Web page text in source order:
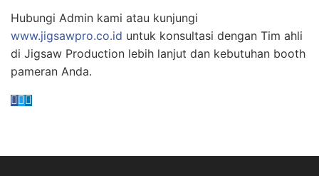
Hubungi Admin kami atau kunjungi
www.jigsawpro.co.id untuk konsultasi dengan Tim ahli
di Jigsaw Production lebih lanjut dan kebutuhan booth
pameran Anda.